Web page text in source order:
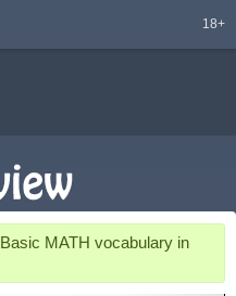
18+
Basic MATH vocabulary in